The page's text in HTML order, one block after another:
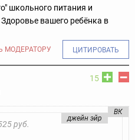
школьного питания и
вашего ребёнка в
МОДЕРАТОРУ ЦИТИРОВАТЬ
15
ВК
джейн эйр
руб.